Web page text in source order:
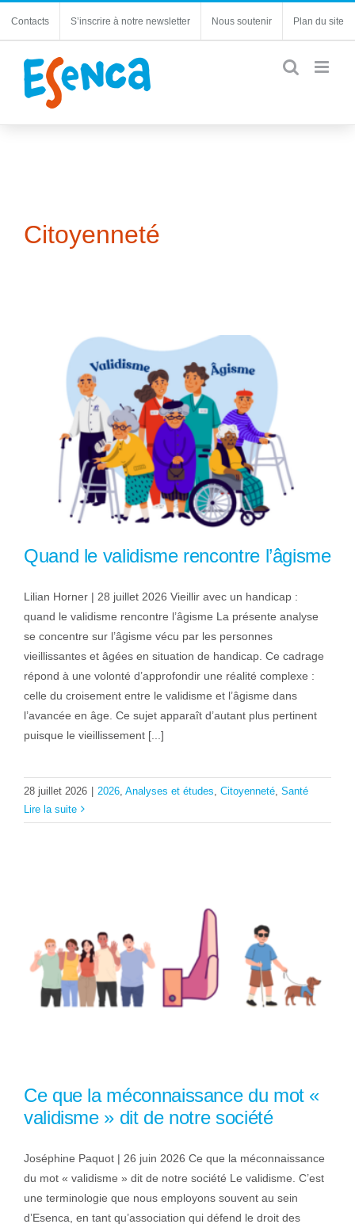
Contacts S’inscrire à notre newsletter Nous soutenir Plan du site
Citoyenneté
Quand le validisme rencontre l’âgisme
Lilian Horner | 28 juillet 2026 Vieillir avec un handicap :
quand le validisme rencontre l’âgisme La présente analyse
se concentre sur l’âgisme vécu par les personnes
vieillissantes et âgées en situation de handicap. Ce cadrage
répond à une volonté d’approfondir une réalité complexe :
celle du croisement entre le validisme et l’âgisme dans
l’avancée en âge. Ce sujet apparaît d’autant plus pertinent
puisque le vieillissement [...]
28 juillet 2026 2026 Analyses et études Citoyenneté Santé
Lire la suite
Ce que la méconnaissance du mot «
validisme » dit de notre société
Joséphine Paquot | 26 juin 2026 Ce que la méconnaissance
du mot « validisme » dit de notre société Le validisme. C’est
une terminologie que nous employons souvent au sein
d’Esenca, en tant qu’association qui défend le droit des